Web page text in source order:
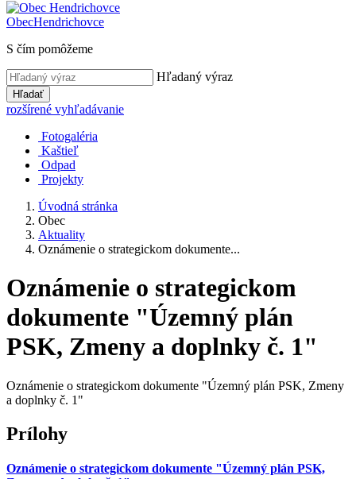
ObecHendrichovce
S čím pomôžeme
Hľadaný výraz
Hľadať
rozšírené vyhľadávanie
Fotogaléria
Kaštieľ
Odpad
Projekty
Úvodná stránka
Obec
Aktuality
Oznámenie o strategickom dokumente...
Oznámenie o strategickom
dokumente "Územný plán
PSK, Zmeny a doplnky č. 1"
Oznámenie o strategickom dokumente "Územný plán PSK, Zmeny
a doplnky č. 1"
Prílohy
Oznámenie o strategickom dokumente "Územný plán PSK,